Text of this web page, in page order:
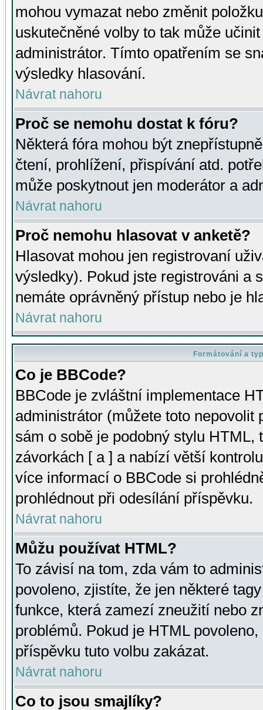
mohou vymazat nebo změnit
uskutečněné volby to tak může
administrátor. Tímto opatřením se
výsledky hlasování.
Návrat nahoru
Proč se nemohu dostat k fóru?
Některá fóra mohou být
čtení, prohlížení, přispívání atd.
může poskytnout jen moderátor a
Návrat nahoru
Proč nemohu hlasovat v anketě?
Hlasovat mohou jen registrovaní
výsledky). Pokud jste registrováni a
nemáte oprávněný přístup nebo je
Návrat nahoru
Formátování a
Co je BBCode?
BBCode je zvláštní implementace
administrátor (můžete toto
sám o sobě je podobný stylu HTML,
závorkách [ a ] a nabízí větší
více informací o BBCode si
prohlédnout při odesílání příspěvku.
Návrat nahoru
Můžu používat HTML?
To závisí na tom, zda vám to
povoleno, zjistíte, že jen některé
funkce, která zamezí zneužití nebo
problémů. Pokud je HTML
příspěvku tuto volbu zakázat.
Návrat nahoru
Co to jsou smajlíky?